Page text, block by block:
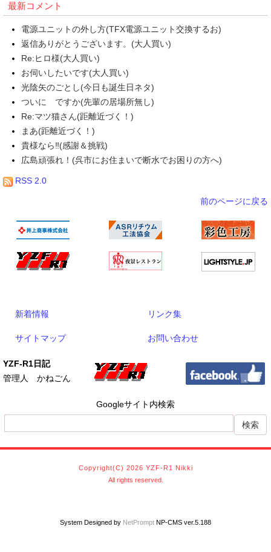
最新コメント
電源ユニットの外し方(TFX電源ユニット交換するお)
返信ありがとうございます。(大人買い)
Re:ヒロ様(大人買い)
お伺いしたいです(大人買い)
光陰矢のごとし(今日も誕生日ネタ)
ついに ですか(先輩の居場所無し)
Re:マツ猫さん(距離近づく！)
まあ(距離近づく！)
貴様なら‼(感謝＆挑戦)
広島頑張れ！(呉市にお住まいで断水でお困りの方へ)
RSS 2.0
前のページに戻る
新着情報 リンク集
サイトマップ お問い合わせ
YZF-R1日記
管理人 かねごん
Googleサイト内検索
Copyright(C) 2026 YZF-R1 Nikki
All rights reserved.
System Designed by NetPrompt NP-CMS ver.5.188